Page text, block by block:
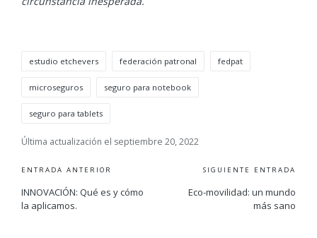
estudio etchevers federación patronal fedpat
microseguros seguro para notebook
seguro para tablets
Última actualización el septiembre 20, 2022
Navegación
de
ENTRADA ANTERIOR
INNOVACIÓN: Qué es y cómo
la aplicamos.
SIGUIENTE ENTRADA
Eco-movilidad: un mundo
más sano